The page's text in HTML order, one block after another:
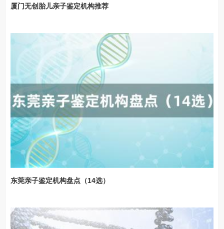
厦门无创胎儿亲子鉴定机构推荐
东莞亲子鉴定机构盘点（14选）